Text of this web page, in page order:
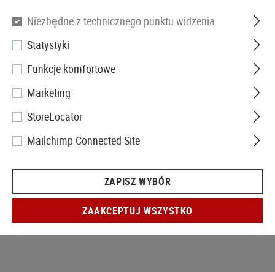
P226 Part No. 73 Magazine Lip
Niezbędne z technicznego punktu widzenia
Statystyki
Funkcje komfortowe
Marketing
StoreLocator
Mailchimp Connected Site
ZAPISZ WYBÓR
ZAAKCEPTUJ WSZYSTKO